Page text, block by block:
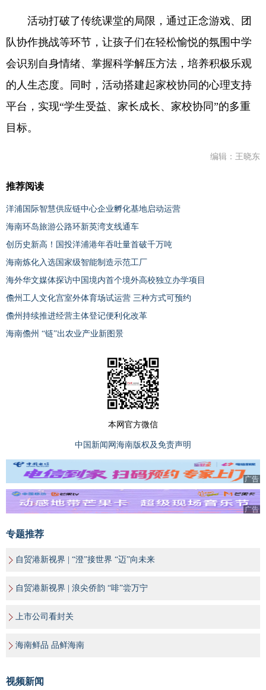
活动打破了传统课堂的局限，通过正念游戏、团
队协作挑战等环节，让孩子们在轻松愉悦的氛围中学
会识别自身情绪、掌握科学解压方法，培养积极乐观
的人生态度。同时，活动搭建起家校协同的心理支持
平台，实现“学生受益、家长成长、家校协同”的多重
目标。
编辑：王晓东
推荐阅读
洋浦国际智慧供应链中心企业孵化基地启动运营
海南环岛旅游公路环新英湾支线通车
创历史新高！国投洋浦港年吞吐量首破千万吨
海南炼化入选国家级智能制造示范工厂
海外华文媒体探访中国境内首个境外高校独立办学项目
儋州工人文化宫室外体育场试运营 三种方式可预约
儋州持续推进经营主体登记便利化改革
海南儋州 “链”出农业产业新图景
本网官方微信
中国新闻网海南版权及免责声明
广告
广告
专题推荐
自贸港新视界 | “澄”接世界 “迈”向未来
自贸港新视界 | 浪尖侨韵 “啡”尝万宁
上市公司看封关
海南鲜品 品鲜海南
视频新闻